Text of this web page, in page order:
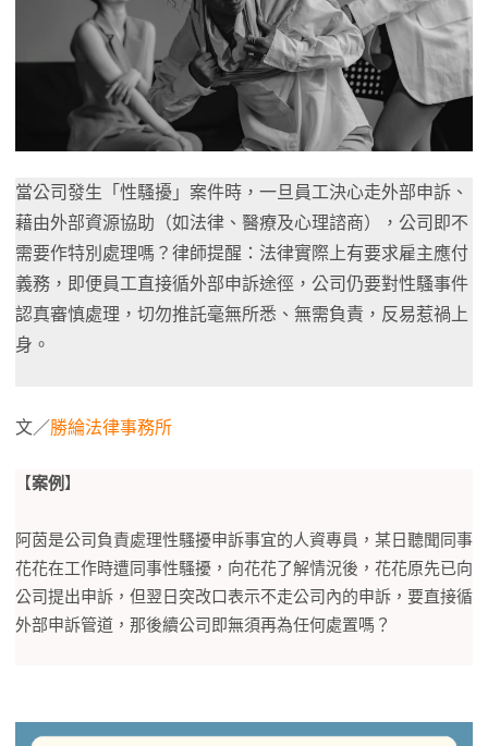
當公司發生「性騷擾」案件時，一旦員工決心走外部申訴、
藉由外部資源協助（如法律、醫療及心理諮商），公司即不
需要作特別處理嗎？律師提醒：法律實際上有要求雇主應付
義務，即便員工直接循外部申訴途徑，公司仍要對性騷事件
認真審慎處理，切勿推託毫無所悉、無需負責，反易惹禍上
身。
文／勝綸法律事務所
【案例 】
阿茵是公司負責處理性騷擾申訴事宜的人資專員，某日聽聞同事
花花在工作時遭同事性騷擾，向花花了解情況後，花花原先已向
公司提出申訴，但翌日突改口表示不走公司內的申訴，要直接循
外部申訴管道，那後續公司即無須再為任何處置嗎？